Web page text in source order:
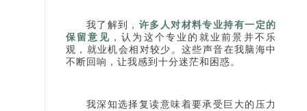
我了解到， 许多人对材料专业持有一定的
保留意见 ，认为这个专业的就业前景并不乐
观，就业机会相对较少。这些声音在我脑海中
不断回响，让我感到十分迷茫和困惑。
我深知选择复读意味着要承受巨大的压力